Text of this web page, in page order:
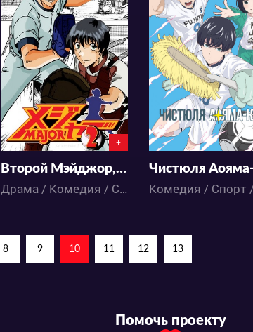
17037
1 45
+
Второй Мэйджор, 7сезон
Драма / Комедия / Спорт / Сёнэн / Аниме
18399
2 29
8 9 10 11 12 13
Помочь проекту